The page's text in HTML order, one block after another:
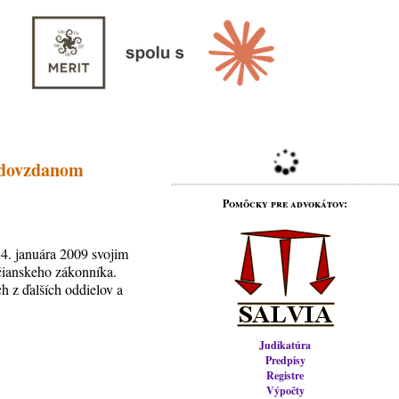
Pomôcky pre advokátov:
Judikatúra
Predpisy
Registre
Výpočty
januára 2009 svojim
zákonníka.
z ďalších oddielov a